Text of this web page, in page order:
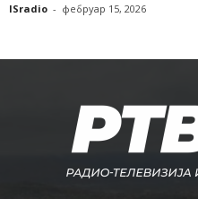
ISradio - фебруар 15, 2026